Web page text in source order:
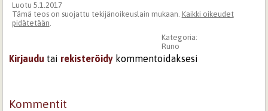
Luotu 5.1.2017
Tämä teos on suojattu tekijänoikeuslain mukaan. Kaikki oikeudet
pidätetään.
Kategoria:
Runo
Kirjaudu tai rekisteröidy kommentoidaksesi
Kommentit